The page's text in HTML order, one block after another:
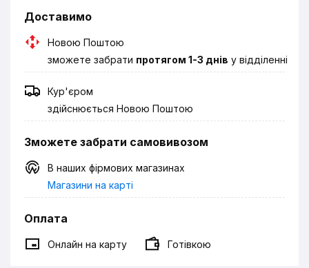
Доставимо
Новою Поштою
зможете забрати протягом 1-3 днів у відділенні
Кур'єром
здійснюється Новою Поштою
Зможете забрати самовивозом
В наших фірмових магазинах
Магазини на карті
Оплата
Онлайн на карту Готівкою